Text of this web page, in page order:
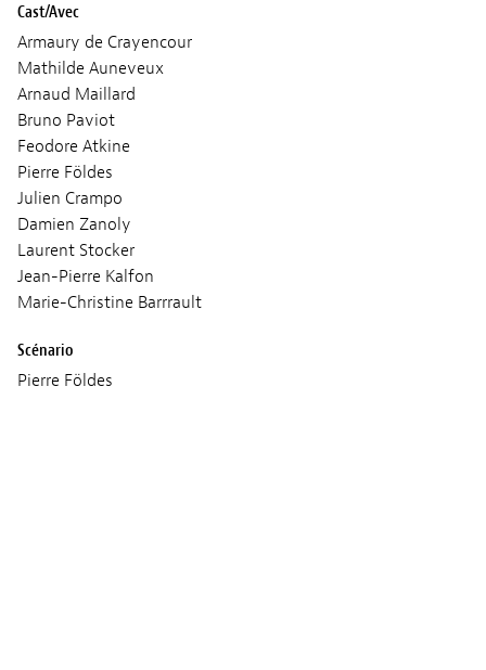
Cast/Avec
Armaury de Crayencour
Mathilde Auneveux
Arnaud Maillard
Bruno Paviot
Feodore Atkine
Pierre Földes
Julien Crampo
Damien Zanoly
Laurent Stocker
Jean-Pierre Kalfon
Marie-Christine Barrrault
Scénario
Pierre Földes